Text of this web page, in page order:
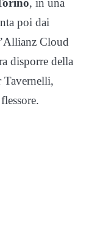
, in una
poi dai
Cloud
disporre della
Tavernelli,